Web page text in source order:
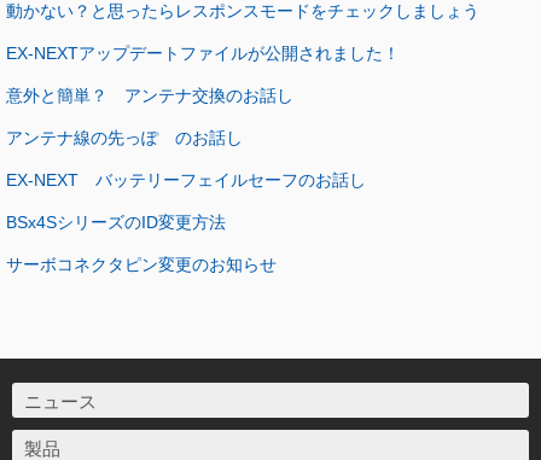
動かない？と思ったらレスポンスモードをチェックしましょう
EX-NEXTアップデートファイルが公開されました！
意外と簡単？ アンテナ交換のお話し
アンテナ線の先っぽ のお話し
EX-NEXT バッテリーフェイルセーフのお話し
BSx4SシリーズのID変更方法
サーボコネクタピン変更のお知らせ
ニュース
製品